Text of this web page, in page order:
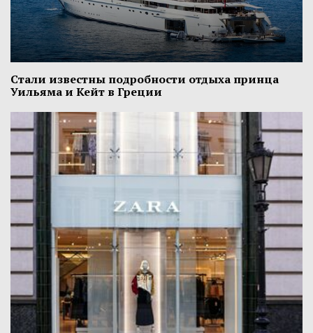
Стали известны подробности отдыха принца
Уильяма и Кейт в Греции